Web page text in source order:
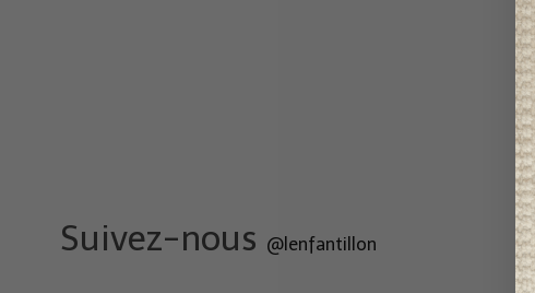
Suivez-nous @lenfantillon